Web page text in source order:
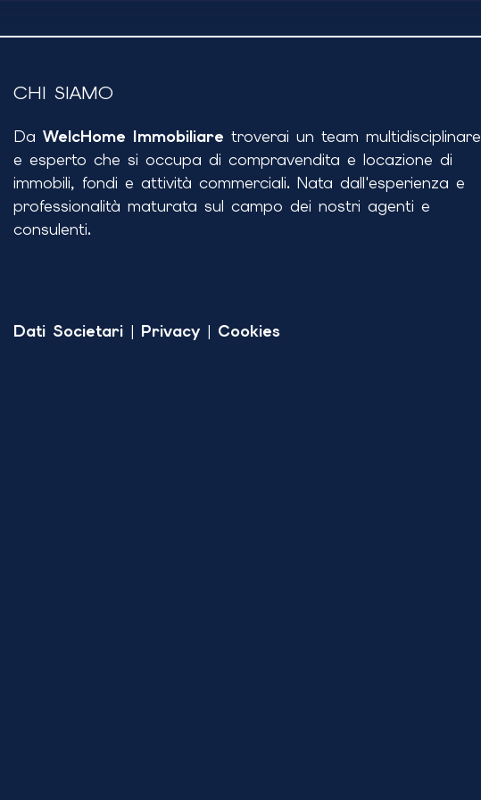
CHI SIAMO
Da WelcHome Immobiliare troverai un team multidisciplinare
e esperto che si occupa di compravendita e locazione di
immobili, fondi e attività commerciali. Nata dall'esperienza e
professionalità maturata sul campo dei nostri agenti e
consulenti.
Dati Societari | Privacy | Cookies